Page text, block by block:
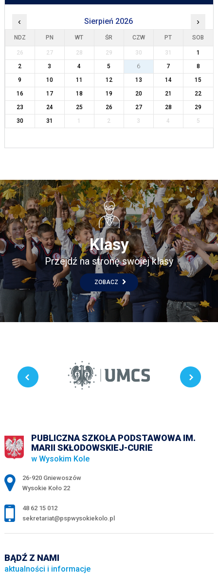
‹ Sierpień 2026 ›
NDZ PN WT ŚR CZW PT SOB
26 27 28 29 30 31
1
2
3 4 5 6 7
8
9
10 11 12 13 14
15
16
17 18 19 20 21
22
23
24 25 26 27 28
29
30
31 1 2 3 4 5
Klasy
Przejdź na stronę swojej klasy
ZOBACZ
PUBLICZNA SZKOŁA PODSTAWOWA IM.
MARII SKŁODOWSKIEJ-CURIE
w Wysokim Kole
Adres pocztowy:
26-920 Gniewoszów
Wysokie Koło 22
48 62 15 012
sekretariat@pspwysokiekolo.pl
BĄDŹ Z NAMI
aktualności i informacje